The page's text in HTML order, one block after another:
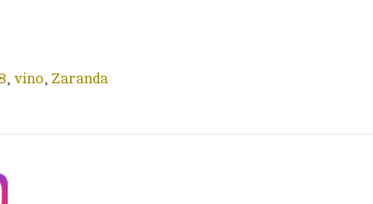
, vino, Zaranda